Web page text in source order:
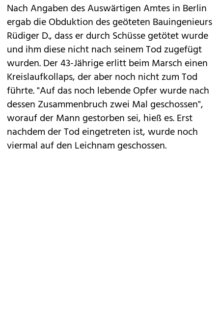
Nach Angaben des Auswärtigen Amtes in Berlin
ergab die Obduktion des geöteten Bauingenieurs
Rüdiger D., dass er durch Schüsse getötet wurde
und ihm diese nicht nach seinem Tod zugefügt
wurden. Der 43-Jährige erlitt beim Marsch einen
Kreislaufkollaps, der aber noch nicht zum Tod
führte. "Auf das noch lebende Opfer wurde nach
dessen Zusammenbruch zwei Mal geschossen",
worauf der Mann gestorben sei, hieß es. Erst
nachdem der Tod eingetreten ist, wurde noch
viermal auf den Leichnam geschossen.